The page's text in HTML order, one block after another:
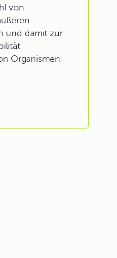
von
und damit zur
Organismen